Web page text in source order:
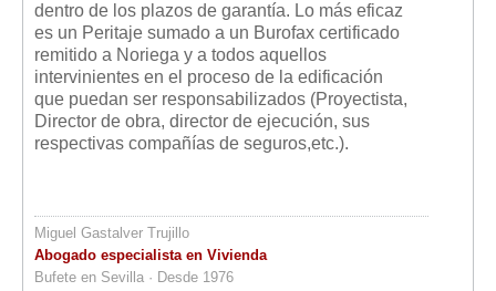
dentro de los plazos de garantía. Lo más eficaz
es un Peritaje sumado a un Burofax certificado
remitido a Noriega y a todos aquellos
intervinientes en el proceso de la edificación
que puedan ser responsabilizados (Proyectista,
Director de obra, director de ejecución, sus
respectivas compañías de seguros,etc.).
Miguel Gastalver Trujillo
Abogado especialista en Vivienda
Bufete en Sevilla · Desde 1976